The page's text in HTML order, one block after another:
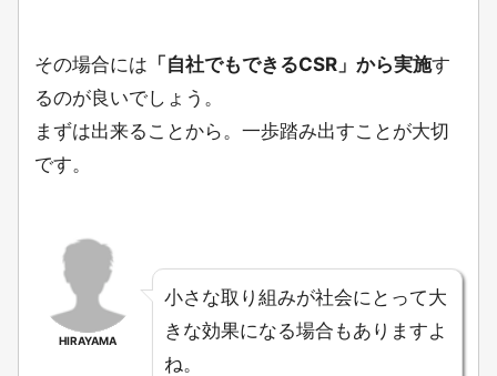
その場合には 「自社でもできるCSR」から実施す
るのが良いでしょう。
まずは出来ることから。一歩踏み出すことが大切
です。
HIRAYAMA
小さな取り組みが社会にとって大
きな効果になる場合もありますよ
ね。